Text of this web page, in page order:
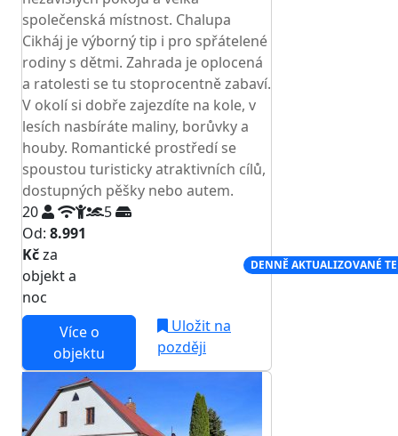
společenská místnost. Chalupa
Cikháj je výborný tip i pro spřátelené
rodiny s dětmi. Zahrada je oplocená
a ratolesti se tu stoprocentně zabaví.
V okolí si dobře zajezdíte na kole, v
lesích nasbíráte maliny, borůvky a
houby. Romantické prostředí se
spoustou turisticky atraktivních cílů,
dostupných pěšky nebo autem.
20
5
Od: 8.991
Kčza
objekt a
noc
DENNĚ AKTUALIZOVANÉ
Více o
objektu
Uložit na
později